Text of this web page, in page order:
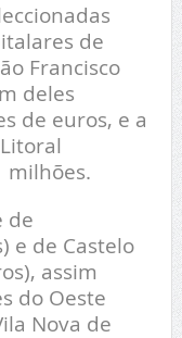
de
Francisco
deles
de euros, e a
milhões.
de
e de Castelo
assim
do Oeste
Nova de